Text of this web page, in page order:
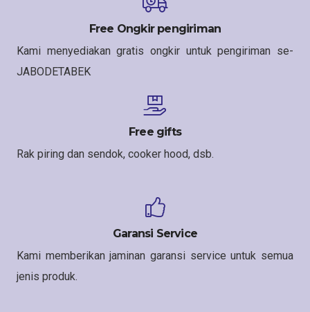
Free Ongkir pengiriman
Kami menyediakan gratis ongkir untuk pengiriman se-
JABODETABEK
Free gifts
Rak piring dan sendok, cooker hood, dsb.
Garansi Service
Kami memberikan jaminan garansi service untuk semua
jenis produk.